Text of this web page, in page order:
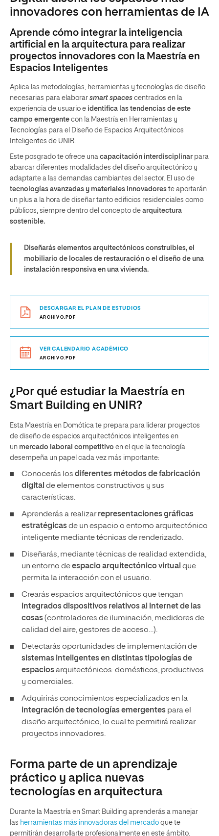
innovadores con herramientas de IA
Aprende cómo integrar la inteligencia
artificial en la arquitectura para realizar
proyectos innovadores con la Maestría en
Espacios Inteligentes
Aplica las metodologías, herramientas y tecnologías de diseño
necesarias para elaborar smart spaces centrados en la
experiencia de usuario e identifica las tendencias de este
campo emergente con la Maestría en Herramientas y
Tecnologías para el Diseño de Espacios Arquitectónicos
Inteligentes de UNIR.
Este posgrado te ofrece una capacitación interdisciplinar para
abarcar diferentes modalidades del diseño arquitectónico y
adaptarte a las demandas cambiantes del sector. El uso de
tecnologías avanzadas y materiales innovadores te aportarán
un plus a la hora de diseñar tanto edificios residenciales como
públicos, siempre dentro del concepto de arquitectura
sostenible.
Diseñarás elementos arquitectónicos construibles, el
mobiliario de locales de restauración o el diseño de una
instalación responsiva en una vivienda.
DESCARGAR EL PLAN DE ESTUDIOS
ARCHIVO.PDF
VER CALENDARIO ACADÉMICO
ARCHIVO.PDF
¿Por qué estudiar la Maestría en
Smart Building en UNIR?
Esta Maestría en Domótica te prepara para liderar proyectos
de diseño de espacios arquitectónicos inteligentes en
un mercado laboral competitivo en el que la tecnología
desempeña un papel cada vez más importante:
Conocerás los diferentes métodos de fabricación
digital de elementos constructivos y sus
características.
Aprenderás a realizarrepresentaciones gráficas
estratégicasde un espacio o entorno arquitectónico
inteligente mediante técnicas de renderizado.
Diseñarás, mediante técnicas de realidad extendida,
un entorno deespacio arquitectónico virtual que
permita la interacción con el usuario.
Crearás espacios arquitectónicos que tengan
integrados dispositivos relativos al internet de las
cosas(controladores de iluminación, medidores de
calidad del aire, gestores de acceso…).
Detectarás oportunidades de implementación de
sistemas inteligentes en distintas tipologías de
espaciosarquitectónicos: domésticos, productivos
y comerciales.
Adquirirás conocimientos especializados en la
integración de tecnologías emergentes para el
diseño arquitectónico, lo cual te permitirá realizar
proyectos innovadores.
Forma parte de un aprendizaje
práctico y aplica nuevas
tecnologías en arquitectura
Durante la Maestría en Smart Building aprenderás a manejar
las herramientas más innovadoras del mercado que te
permitirán desarrollarte profesionalmente en este ámbito.